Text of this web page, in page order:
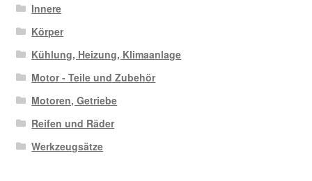
Innere
Körper
Kühlung, Heizung, Klimaanlage
Motor - Teile und Zubehör
Motoren, Getriebe
Reifen und Räder
Werkzeugsätze